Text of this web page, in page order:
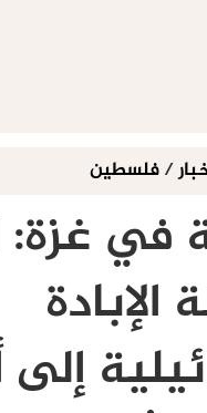
/فلسطين
في غزة: